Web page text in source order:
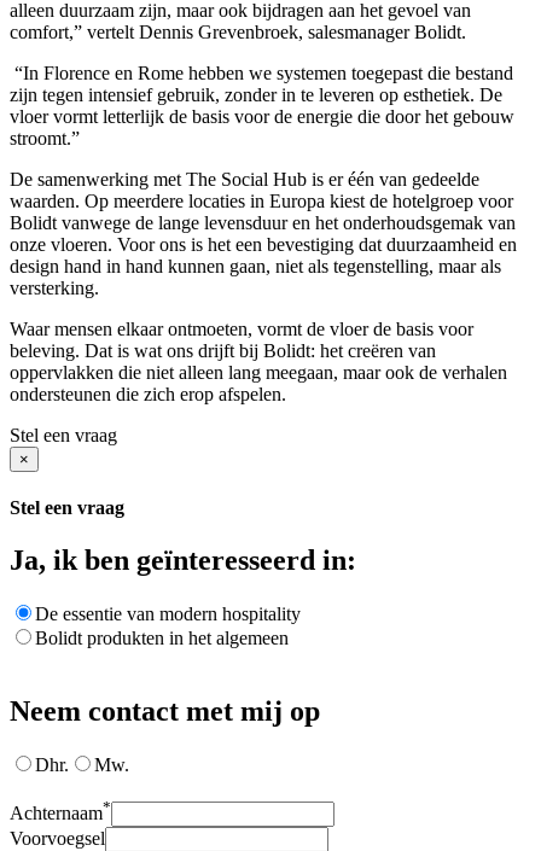
alleen duurzaam zijn, maar ook bijdragen aan het gevoel van
comfort,” vertelt Dennis Grevenbroek, salesmanager Bolidt.
“In Florence en Rome hebben we systemen toegepast die bestand
zijn tegen intensief gebruik, zonder in te leveren op esthetiek. De
vloer vormt letterlijk de basis voor de energie die door het gebouw
stroomt.”
De samenwerking met The Social Hub is er één van gedeelde
waarden. Op meerdere locaties in Europa kiest de hotelgroep voor
Bolidt vanwege de lange levensduur en het onderhoudsgemak van
onze vloeren. Voor ons is het een bevestiging dat duurzaamheid en
design hand in hand kunnen gaan, niet als tegenstelling, maar als
versterking.
Waar mensen elkaar ontmoeten, vormt de vloer de basis voor
beleving. Dat is wat ons drijft bij Bolidt: het creëren van
oppervlakken die niet alleen lang meegaan, maar ook de verhalen
ondersteunen die zich erop afspelen.
Stel een vraag
×
Stel een vraag
Ja, ik ben geïnteresseerd in:
De essentie van modern hospitality
Bolidt produkten in het algemeen
Neem contact met mij op
Dhr. Mw.
Achternaam*
Voorvoegsel